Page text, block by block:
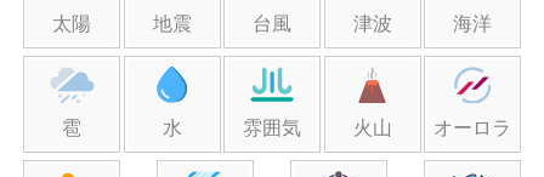
太陽 地震 台風 津波 海洋
雹 水 雰囲気 火山 オーロラ